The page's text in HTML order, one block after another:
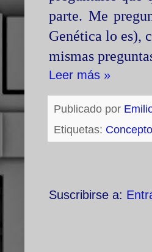
parte. Me
Genética lo es),
mismas
Leer más »
Publicado por
Etiquetas:
Suscribirse a: